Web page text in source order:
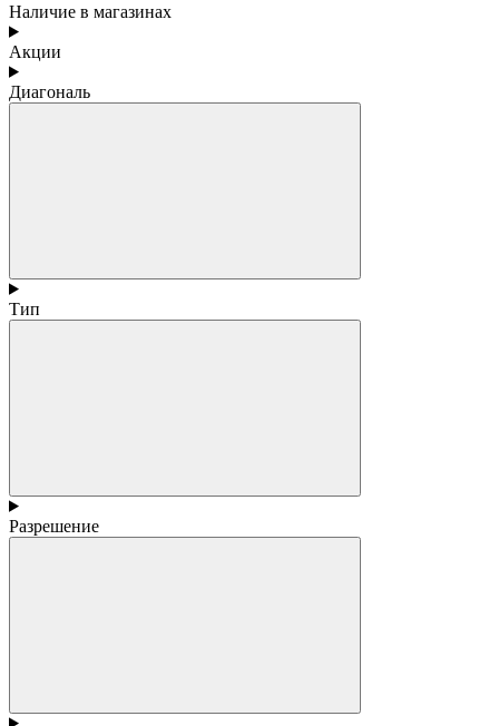
Наличие в магазинах
Акции
Диагональ
Тип
Разрешение